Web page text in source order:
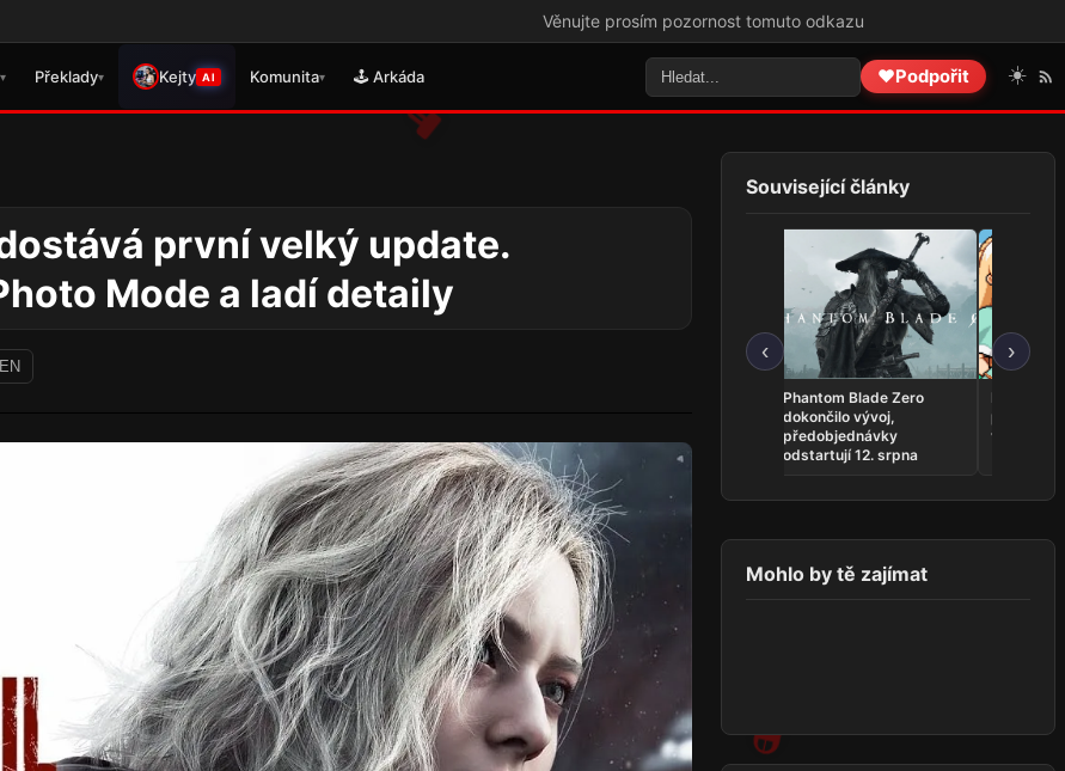
Věnujte prosím pozornost tomuto odkazu
▾ Překlady▾ Kejty AI Komunita▾ 🕹️ Arkáda ❤️Podpořit ☀️
první velký update.
Mode a ladí detaily
Související články
‹
Phantom Blade Zero
dokončilo vývoj,
předobjednávky
odstartují 12. srpna
Fields of
vyšlo ve
›
Mohlo by tě zajímat